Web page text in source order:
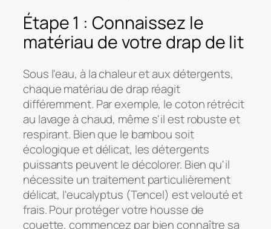
Étape 1 : Connaissez le
matériau de votre drap de lit
Sous l'eau, à la chaleur et aux détergents,
chaque matériau de drap réagit
différemment. Par exemple, le coton rétrécit
au lavage à chaud, même s'il est robuste et
respirant. Bien que le bambou soit
écologique et délicat, les détergents
puissants peuvent le décolorer. Bien qu'il
nécessite un traitement particulièrement
délicat, l'eucalyptus (Tencel) est velouté et
frais. Pour protéger votre housse de
couette, commencez par bien connaître sa